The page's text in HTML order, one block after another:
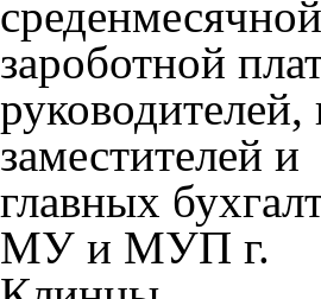
среденмесячной
зароботной
руководителей,
заместителей и
главных
МУ и МУП г.